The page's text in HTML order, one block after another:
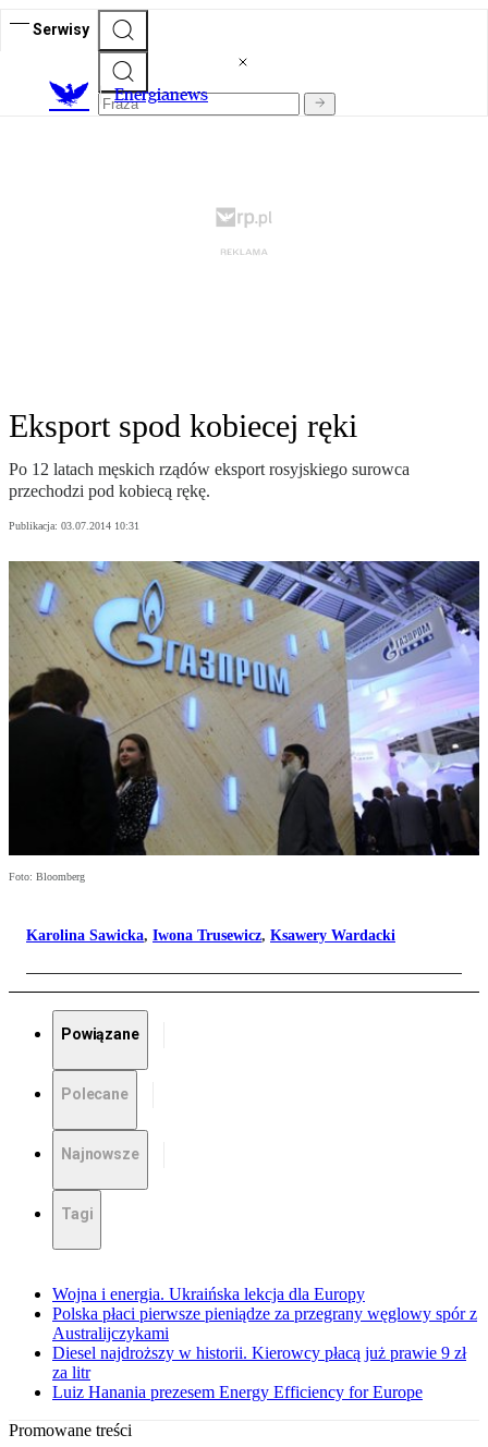
Serwisy
Energianews
Eksport spod kobiecej ręki
Po 12 latach męskich rządów eksport rosyjskiego surowca
przechodzi pod kobiecą rękę.
Publikacja: 03.07.2014 10:31
Foto: Bloomberg
Karolina Sawicka, Iwona Trusewicz, Ksawery Wardacki
Powiązane
Polecane
Najnowsze
Tagi
Wojna i energia. Ukraińska lekcja dla Europy
Polska płaci pierwsze pieniądze za przegrany węglowy spór z
Australijczykami
Diesel najdroższy w historii. Kierowcy płacą już prawie 9 zł
za litr
Luiz Hanania prezesem Energy Efficiency for Europe
Promowane treści